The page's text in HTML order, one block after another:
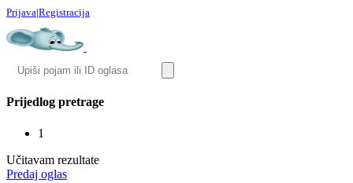
Prijava|Registracija
Prijedlog pretrage
1
Učitavam rezultate
Predaj oglas